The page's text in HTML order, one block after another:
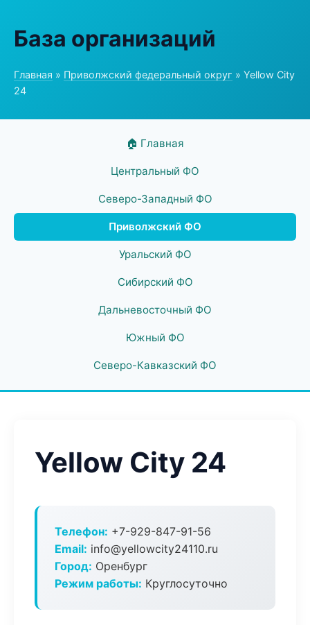
База организаций
Главная » Приволжский федеральный округ » Yellow City
24
🏠 Главная
Центральный ФО
Северо-Западный ФО
Приволжский ФО
Уральский ФО
Сибирский ФО
Дальневосточный ФО
Южный ФО
Северо-Кавказский ФО
Yellow City 24
Телефон: +7-929-847-91-56
Email: info@yellowcity24110.ru
Город: Оренбург
Режим работы: Круглосуточно